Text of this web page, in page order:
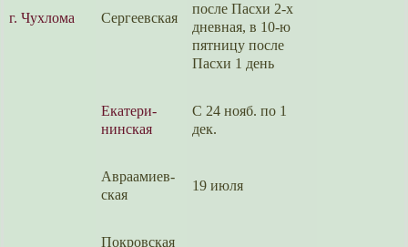
г. Чухлома Сергеевс­кая
после Пасхи 2-х
днев­ная, в 10-ю
пятни­цу после
Пас­хи 1 день
Екатери­
нин­ская
С 24 нояб. по 1
дек.
Авраамиев­
ская
19 июля
Покровс­кая